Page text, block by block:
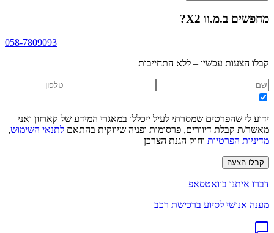
מחפשים ב.מ.וו X2 ?
058-7809093
קבלו הצעות עכשיו – ללא התחייבות
ידוע לי שהפרטים שמסרתי לעיל ייכללו במאגרי המידע של קארזון ואני
מאשר/ת קבלת דיוורים, פרסומות ופניה שיווקית בהתאם לתנאי השימוש,
מדיניות הפרטיות וחוק הגנת הצרכן
קבלו הצעה
דברו איתנו בוואטסאפ
מענה אנושי לסיוע ברכישת רכב